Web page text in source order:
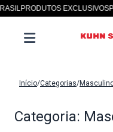
PRODUTOS EXCLUSIVOS
Início/Categorias/
Categoria: